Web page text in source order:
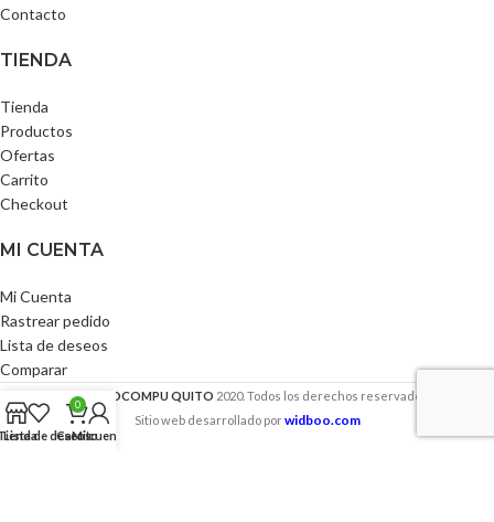
Contacto
TIENDA
Tienda
Productos
Ofertas
Carrito
Checkout
MI CUENTA
Mi Cuenta
Rastrear pedido
Lista de deseos
Comparar
ELECTROCOMPU QUITO 2020. Todos los derechos reservados.
Sitio web desarrollado porwidboo.com
Lista de deseos
0
Carrito
Mi cuenta